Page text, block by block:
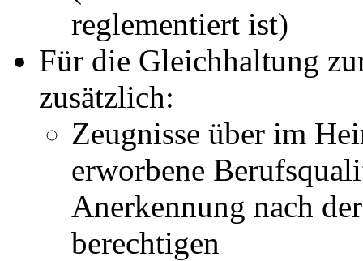
reglementiert ist)
Für die Gleichhaltung
zusätzlich:
Zeugnisse über im
erworbene
Anerkennung nach
berechtigen